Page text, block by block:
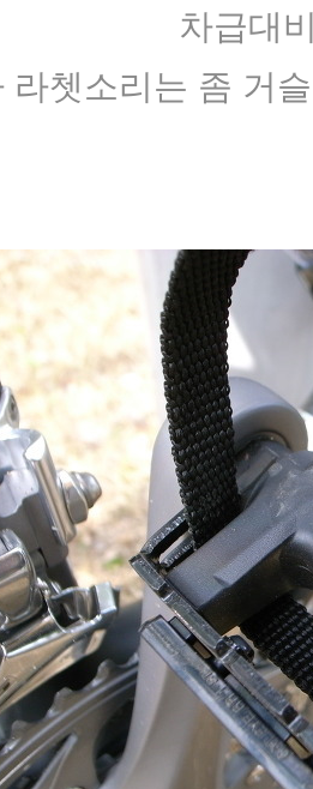
차급대
라쳇소리는 좀 거